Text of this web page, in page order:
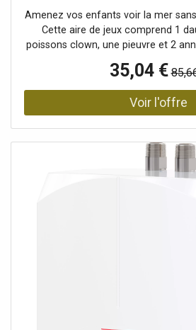
Amenez vos enfants voir la mer
Cette aire de jeux comprend 1
poissons clown, une pieuvre et 2
en jouant ! Facile et rapide a
Capacité de 308 litres.
35,04 €